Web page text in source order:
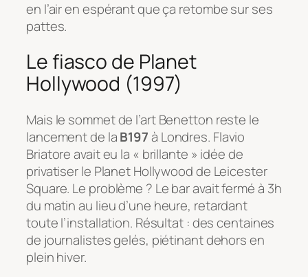
en l’air en espérant que ça retombe sur ses
pattes.
Le fiasco de Planet
Hollywood (1997)
Mais le sommet de l’art Benetton reste le
lancement de laB197à Londres. Flavio
Briatore avait eu la « brillante » idée de
privatiser le Planet Hollywood de Leicester
Square. Le problème ? Le bar avait fermé à 3h
du matin au lieu d’une heure, retardant
toute l’installation. Résultat : des centaines
de journalistes gelés, piétinant dehors en
plein hiver.